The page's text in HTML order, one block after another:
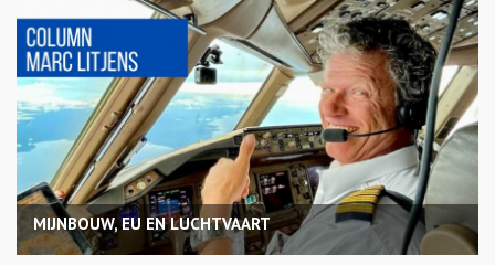
MIJNBOUW, EU EN LUCHTVAART